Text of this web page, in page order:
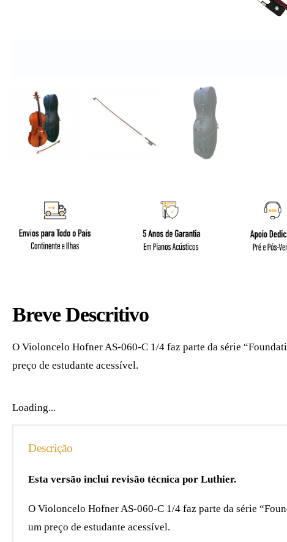
Breve Descritivo
O Violoncelo Hofner AS-060-C 1/4 faz parte da série
preço de estudante acessível.
Loading...
Descrição
Esta versão inclui revisão técnica por Luthier.
O Violoncelo Hofner AS-060-C 1/4 faz parte da série
um preço de estudante acessível.